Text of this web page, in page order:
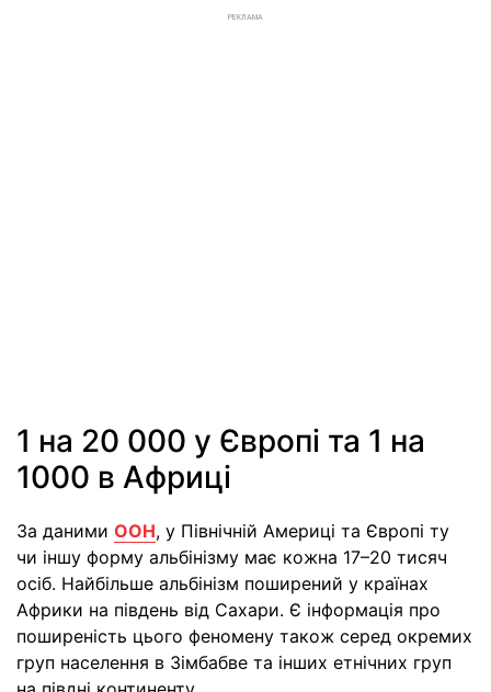
РЕКЛАМА
1 на 20 000 у Європі та 1 на
1000 в Африці
За даними ООН, у Північній Америці та Європі ту
чи іншу форму альбінізму має кожна 17–20 тисяч
осіб. Найбільше альбінізм поширений у країнах
Африки на південь від Сахари. Є інформація про
поширеність цього феномену також серед окремих
груп населення в Зімбабве та інших етнічних груп